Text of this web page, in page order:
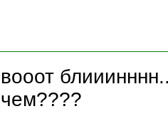
вооот
чем????